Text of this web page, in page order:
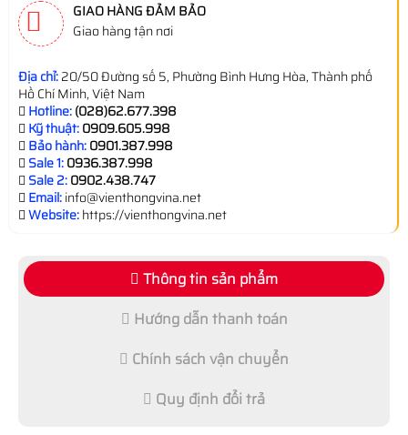
GIAO HÀNG ĐẢM BẢO
Giao hàng tận nơi
Địa chỉ:20/50 Đường số 5, Phường Bình Hưng Hòa, Thành phố
Hồ Chí Minh, Việt Nam
Hotline:(028)62.677.398
Kỹ thuật:0909.605.998
Bảo hành:0901.387.998
Sale 1:0936.387.998
Sale 2:0902.438.747
Email:info@vienthongvina.net
Website:https://vienthongvina.net
Thông tin sản phẩm
Hướng dẫn thanh toán
Chính sách vận chuyển
Quy định đổi trả